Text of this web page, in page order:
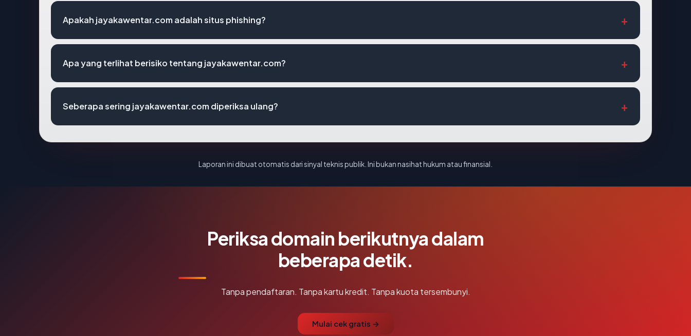
Apakah jayakawentar.com adalah situs phishing?
Apa yang terlihat berisiko tentang jayakawentar.com?
Seberapa sering jayakawentar.com diperiksa ulang?
Laporan ini dibuat otomatis dari sinyal teknis publik. Ini bukan nasihat hukum atau finansial.
Periksa domain berikutnya dalam
beberapa detik.
Tanpa pendaftaran. Tanpa kartu kredit. Tanpa kuota tersembunyi.
Mulai cek gratis →